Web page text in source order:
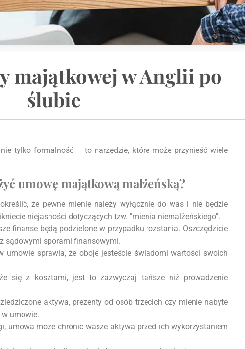
majątkowej w Anglii po
ślubie
tylko formalność – to narzędzie, które może przynieść wiele
umowę majątkową małżeńską?
że pewne mienie należy wyłącznie do was i nie będzie
niejasności dotyczących tzw. "mienia niemalżeńskiego".
finanse będą podzielone w przypadku rozstania. Oszczędzicie
sądowymi sporami finansowymi.
umowie sprawia, że oboje jesteście świadomi wartości swoich
się z kosztami, jest to zazwyczaj tańsze niż prowadzenie
aktywa, prezenty od osób trzecich czy mienie nabyte
w umowie.
umowa może chronić wasze aktywa przed ich wykorzystaniem